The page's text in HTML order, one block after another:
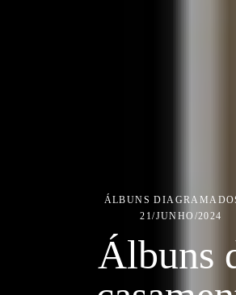
ÁLBUNS
21/JUNHO/2024
Álbuns